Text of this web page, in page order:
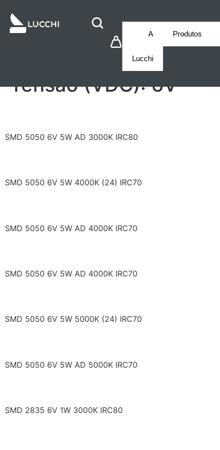
A
Lucchi
Produtos
Tensão (VDC):6V
SMD 5050 6V 5W AD 3000K IRC80
SMD 5050 6V 5W 4000K (24) IRC70
SMD 5050 6V 5W AD 4000K IRC70
SMD 5050 6V 5W AD 4000K IRC70
SMD 5050 6V 5W 5000K (24) IRC70
SMD 5050 6V 5W AD 5000K IRC70
SMD 2835 6V 1W 3000K IRC80